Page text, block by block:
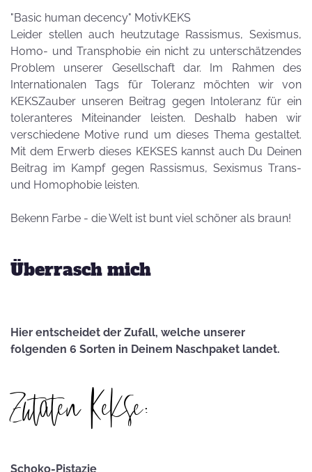
"Basic human decency" MotivKEKS
Leider stellen auch heutzutage Rassismus, Sexismus,
Homo- und Transphobie ein nicht zu unterschätzendes
Problem unserer Gesellschaft dar. Im Rahmen des
Internationalen Tags für Toleranz möchten wir von
KEKSZauber unseren Beitrag gegen Intoleranz für ein
toleranteres Miteinander leisten. Deshalb haben wir
verschiedene Motive rund um dieses Thema gestaltet.
Mit dem Erwerb dieses KEKSES kannst auch Du Deinen
Beitrag im Kampf gegen Rassismus, Sexismus Trans-
und Homophobie leisten.
Bekenn Farbe - die Welt ist bunt viel schöner als braun!
Überrasch mich
Hier entscheidet der Zufall, welche unserer
folgenden 6 Sorten in Deinem Naschpaket landet.
Zutaten Kekse:
Schoko-Pistazie